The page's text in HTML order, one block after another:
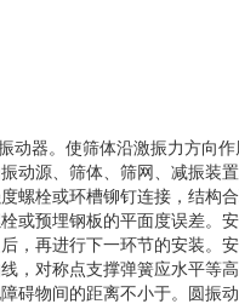
动器。使筛体沿激振力方向作
动源、筛体、筛网、减振装置
螺栓或环槽铆钉连接，结构
或预埋钢板的平面度误差。
，再进行下一环节的安装。
，对称点支撑弹簧应水平等
碍物间的距离不小于。圆振